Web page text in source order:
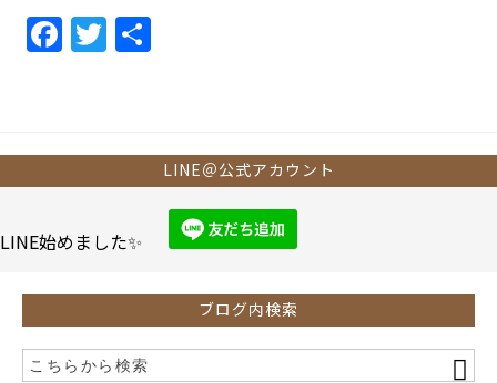
F
a
b
o
k
T
w
LINE＠公式アカウント
LINE始めました✨
ブログ内検索